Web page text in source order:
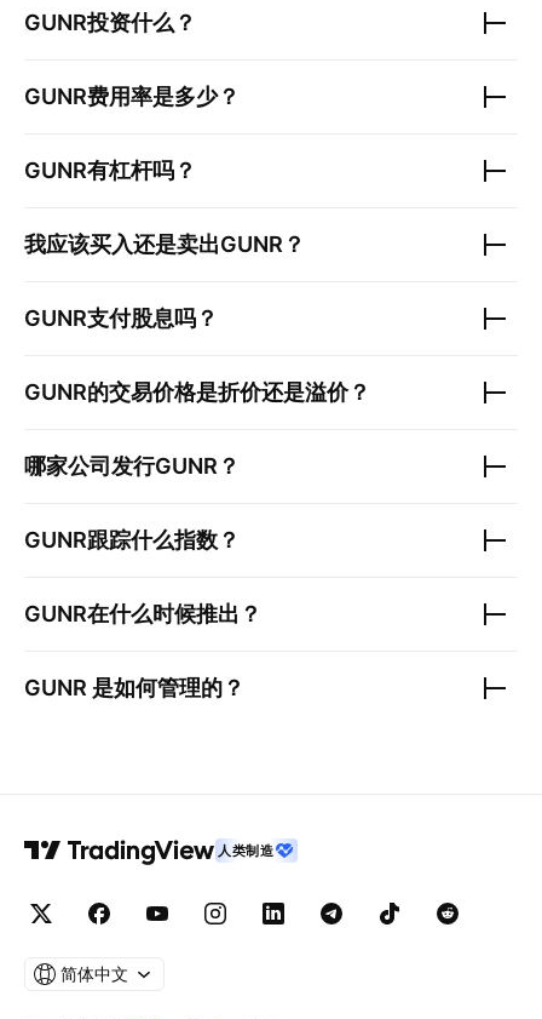
GUNR投资什么？
GUNR费用率是多少？
GUNR有杠杆吗？
我应该买入还是卖出GUNR ？
GUNR支付股息吗？
GUNR的交易价格是折价还是溢价？
哪家公司发行GUNR ？
GUNR跟踪什么指数？
GUNR在什么时候推出？
GUNR 是如何管理的？
人类制造
简体中文